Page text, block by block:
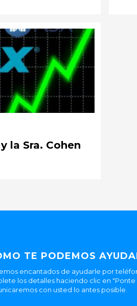
la Sra. Cohen
TE PODEMOS
encantados de ayudarle por
los detalles haciendo clic en
con usted lo antes posible.